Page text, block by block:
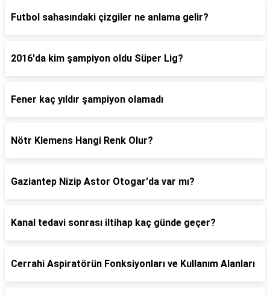
Futbol sahasındaki çizgiler ne anlama gelir?
2016'da kim şampiyon oldu Süper Lig?
Fener kaç yıldır şampiyon olamadı
Nötr Klemens Hangi Renk Olur?
Gaziantep Nizip Astor Otogar'da var mı?
Kanal tedavi sonrası iltihap kaç günde geçer?
Cerrahi Aspiratörün Fonksiyonları ve Kullanım Alanları